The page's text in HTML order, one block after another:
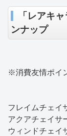
「レアキ
ンナップ
※消費友情ポイ
フレイムチェイ
アクアチェイ
ウィンドチェ